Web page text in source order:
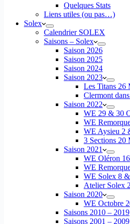
Quelques Stats
Liens utiles (ou pas…)
Solex
Calendrier SOLEX
Saisons – Solex
Saison 2026
Saison 2025
Saison 2024
Saison 2023
Les Titans 26
Clermont
Saison 2022
WE 29 & 30
WE
WE Aysieu 2
3 Sections 20
Saison 2021
WE Oléron
WE
WE Solex 8
Atelier Solex
Saison 2020
WE Octobre
Saisons 2010 – 2019
Saisons 2001 – 2009